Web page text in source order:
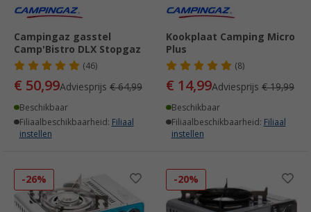
Campingaz gasstel
Camp'Bistro DLX Stopgaz
(46)
€ 50,99Adviesprijs € 64,99
Beschikbaar
Filiaalbeschikbaarheid: Filiaal
instellen
Kookplaat Camping Micro
Plus
(8)
€ 14,99Adviesprijs € 19,99
Beschikbaar
Filiaalbeschikbaarheid: Filiaal
instellen
-26% -20%